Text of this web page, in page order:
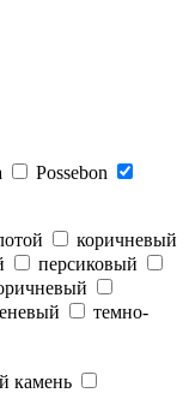
Possebon
коричневый
персиковый
темно-
камень